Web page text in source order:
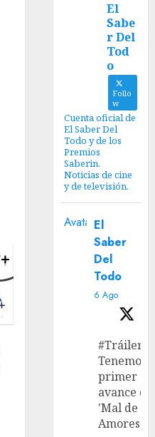
El
Sabe
r Del
Tod
o
Follo
w
Cuenta oficial de
El Saber Del
Todo y de los
Premios
Saberin.
Noticias de cine
y de televisión.
Avatar El
Saber
Del
Todo
6 Ago
#Tráiler
Tenemos
primer
avance de
'Mal de
Amores'.